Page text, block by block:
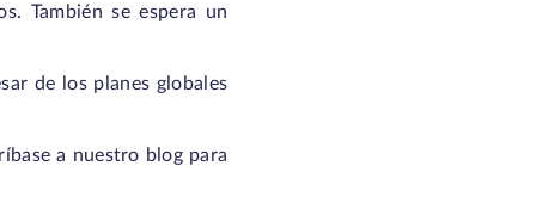
También se espera un
de los planes globales
a nuestro blog para